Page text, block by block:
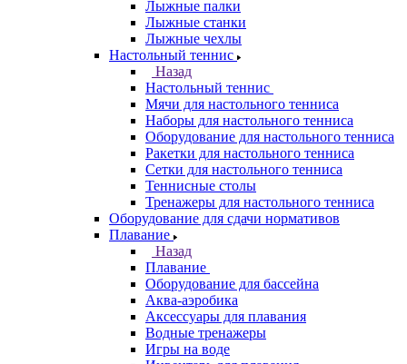
Лыжные палки
Лыжные станки
Лыжные чехлы
Настольный теннис
Назад
Настольный теннис
Мячи для настольного тенниса
Наборы для настольного тенниса
Оборудование для настольного тенниса
Ракетки для настольного тенниса
Сетки для настольного тенниса
Теннисные столы
Тренажеры для настольного тенниса
Оборудование для сдачи нормативов
Плавание
Назад
Плавание
Оборудование для бассейна
Аква-аэробика
Аксессуары для плавания
Водные тренажеры
Игры на воде